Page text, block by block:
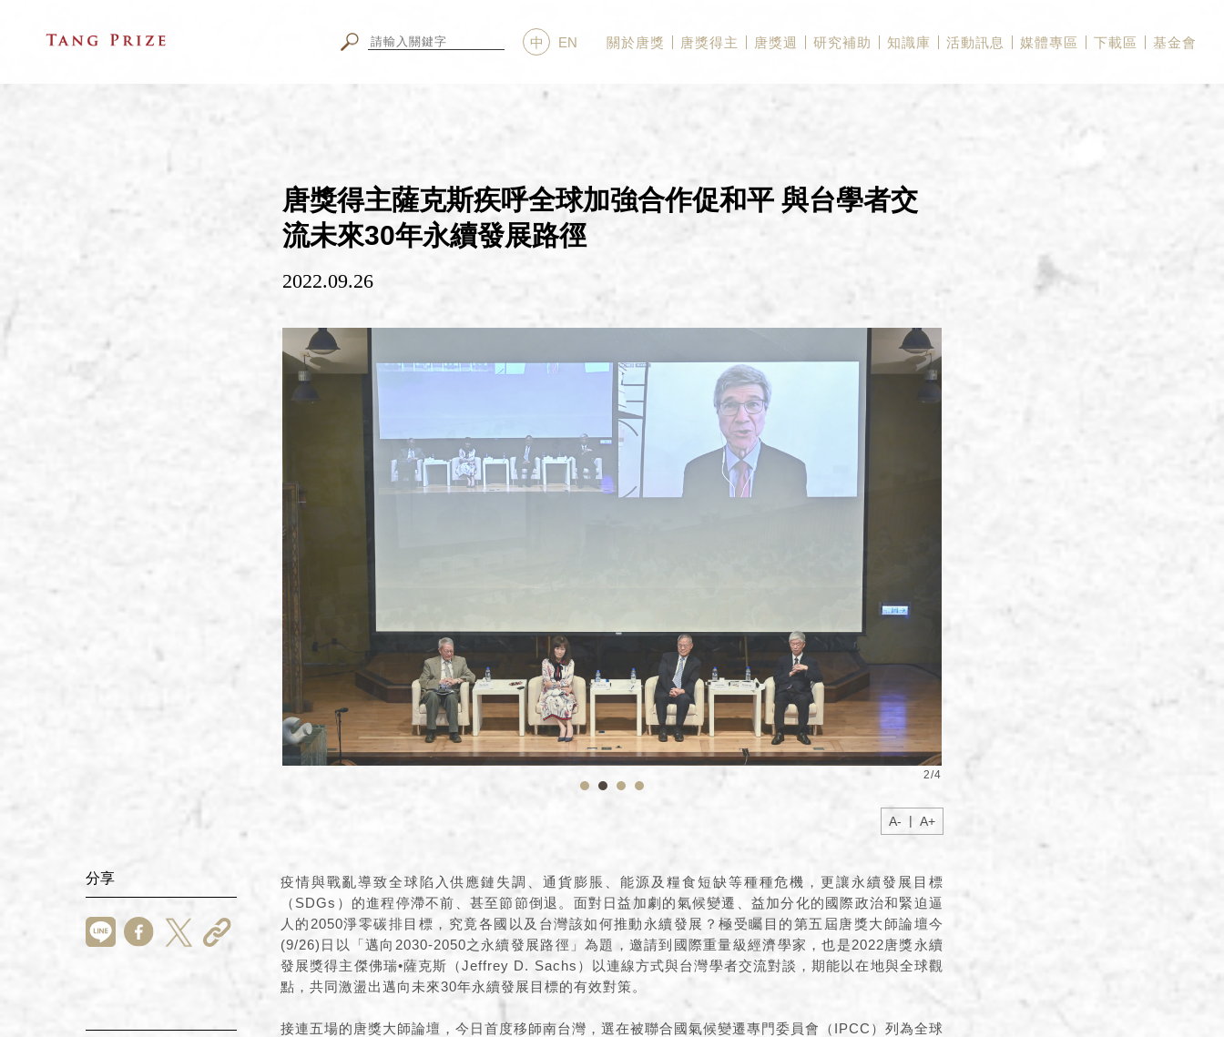
中 EN 關於唐獎 唐獎得主 唐獎週 研究補助 知識庫 活動訊息 媒體專區 下載區 基金會
唐獎得主薩克斯疾呼全球加強合作促和平 與台學者交
流未來30年永續發展路徑
2022.09.26
2/4
A- | A+
分享
疫情與戰亂導致全球陷入供應鏈失調、通貨膨脹、能源及糧食短缺等種種危機，更讓永續發展目標
（SDGs）的進程停滯不前、甚至節節倒退。面對日益加劇的氣候變遷、益加分化的國際政治和緊迫逼
人的2050淨零碳排目標，究竟各國以及台灣該如何推動永續發展？極受矚目的第五屆唐獎大師論壇今
(9/26)日以「邁向2030-2050之永續發展路徑」為題，邀請到國際重量級經濟學家，也是2022唐獎永續
發展獎得主傑佛瑞•薩克斯（Jeffrey D. Sachs）以連線方式與台灣學者交流對談，期能以在地與全球觀
點，共同激盪出邁向未來30年永續發展目標的有效對策。
接連五場的唐獎大師論壇，今日首度移師南台灣，選在被聯合國氣候變遷專門委員會（IPCC）列為全球